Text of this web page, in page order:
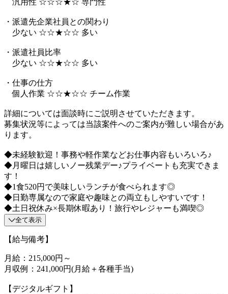
・派遣先企業社員との関わり
少ない ☆☆★☆☆ 多い
・派遣社員比率
少ない ☆☆★☆☆ 多い
・仕事の仕方
個人作業 ☆☆★☆☆ チーム作業
詳細については面談時にご説明させていただきます。
募集状況等によっては当該案件へのご案内が難しい場合があ
ります。
◆未経験歓迎！事務や軽作業などお仕事内容もいろいろ♪
◆月曜日は嬉しいノー残業デー♪プライベートも充実できま
す！
◆1食520円で美味しいランチが食べられます◎
◆日勤専属なので家庭や趣味との両立もしやすいです！
◆土日祝休み×長期休暇あり！旅行やレジャーも満喫◎
全て表示
【給与備考】
月給：215,000円～
月収例：241,000円(月給＋各種手当)
【デジタルギフト】